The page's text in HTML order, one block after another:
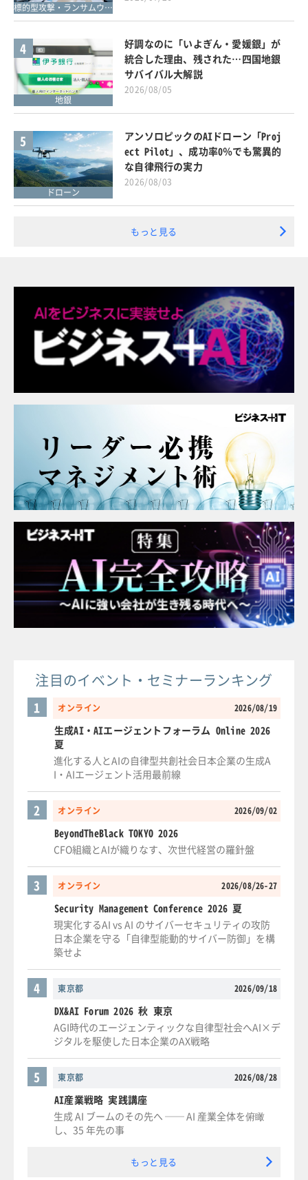
標的型攻撃・ランサムウェア対策
4
地銀
好調なのに「いよぎん・愛媛銀」が
統合した理由、残された…四国地銀
サバイバル大解説
2026/08/05
5
ドローン
アンソロピックのAIドローン「Proj
ect Pilot」、成功率0％でも驚異的
な自律飛行の実力
2026/08/03
もっと見る
注目のイベント・セミナーランキング
オンライン 2026/08/19
1
生成AI・AIエージェントフォーラム Online 2026
夏
進化する人とAIの自律型共創社会日本企業の生成A
I・AIエージェント活用最前線
オンライン 2026/09/02
2
BeyondTheBlack TOKYO 2026
CFO組織とAIが織りなす、次世代経営の羅針盤
オンライン 2026/08/26-27
3
Security Management Conference 2026 夏
現実化するAI vs AI のサイバーセキュリティの攻防
日本企業を守る「自律型能動的サイバー防御」を構
築せよ
東京都 2026/09/18
4
DX&AI Forum 2026 秋 東京
AGI時代のエージェンティックな自律型社会へAI×デ
ジタルを駆使した日本企業のAX戦略
東京都 2026/08/28
5
AI産業戦略 実践講座
生成 AI ブームのその先へ ── AI 産業全体を俯瞰
し、35 年先の事
もっと見る